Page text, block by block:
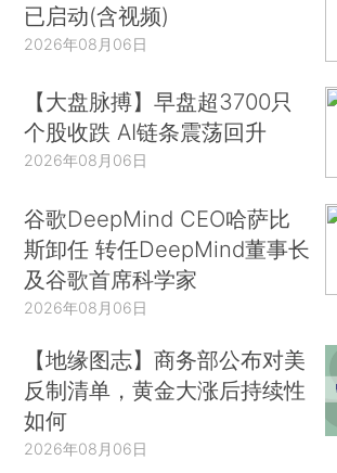
已启动(含视频)
2026年08月06日
【大盘脉搏】早盘超3700只
个股收跌 AI链条震荡回升
2026年08月06日
谷歌DeepMind CEO哈萨比
斯卸任 转任DeepMind董事长
及谷歌首席科学家
2026年08月06日
【地缘图志】商务部公布对美
反制清单，黄金大涨后持续性
如何
2026年08月06日